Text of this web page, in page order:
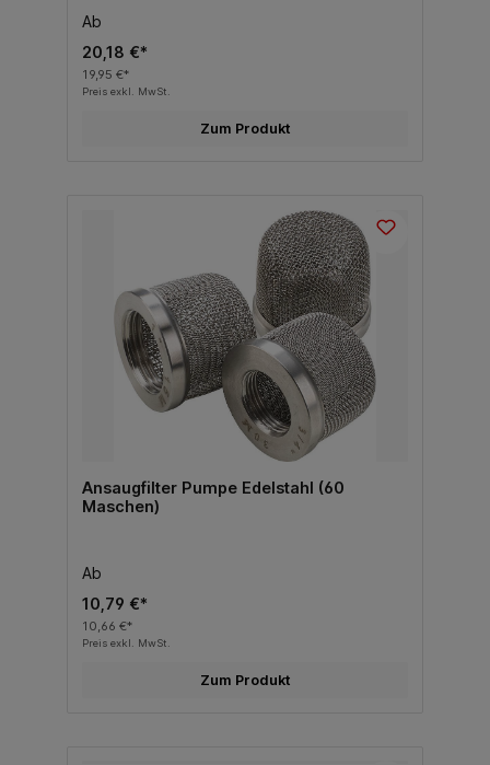
Ab
20,18 €*
19,95 €*
Preis exkl. MwSt.
Zum Produkt
Ansaugfilter Pumpe Edelstahl (60
Maschen)
Ab
10,79 €*
10,66 €*
Preis exkl. MwSt.
Zum Produkt